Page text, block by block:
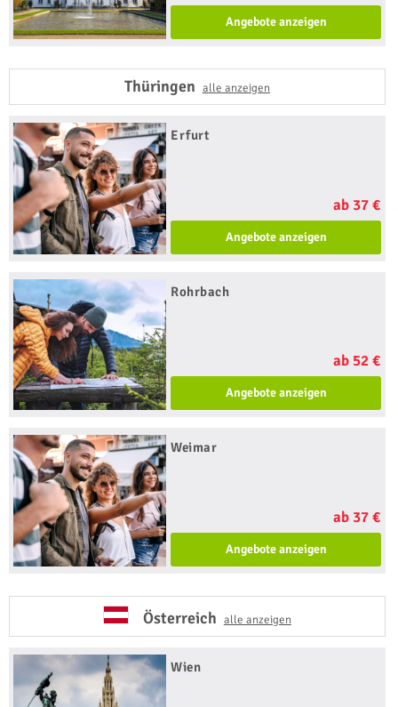
Angebote anzeigen
Thüringen alle anzeigen
Erfurt
ab 37 €
Angebote anzeigen
Rohrbach
ab 52 €
Angebote anzeigen
Weimar
ab 37 €
Angebote anzeigen
Österreich alle anzeigen
Wien